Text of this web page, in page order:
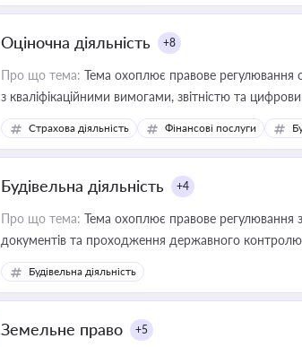
Оціночна діяльність +8
Про що тема: Тема охоплює правове регулювання
з кваліфікаційними вимогами, звітністю та
медійних змін у цій сфері корисне для власника
приватизації, оренди державного майна,
Страхова діяльність Фінансові послуги
Будівельна діяльність +4
Про що тема: Тема охоплює правове регулювання
документів та проходження державного контролю
Будівельна діяльність
Земельне право +5